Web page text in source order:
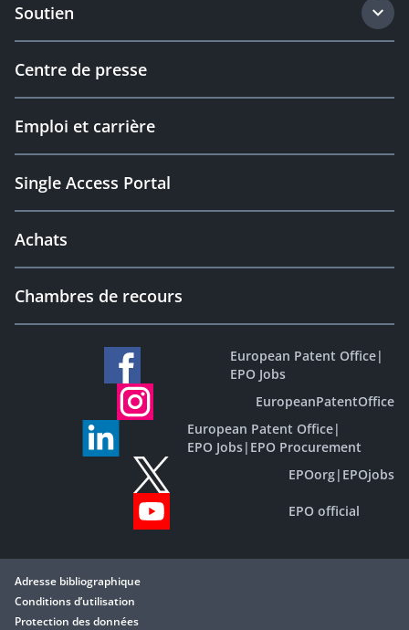
Soutien
Centre de presse
Emploi et carrière
Single Access Portal
Achats
Chambres de recours
European Patent Office|
EPO Jobs
EuropeanPatentOffice
European Patent Office|
EPO Jobs| EPO Procurement
EPOorg| EPOjobs
EPO official
Adresse bibliographique
Conditions d’utilisation
Protection des données